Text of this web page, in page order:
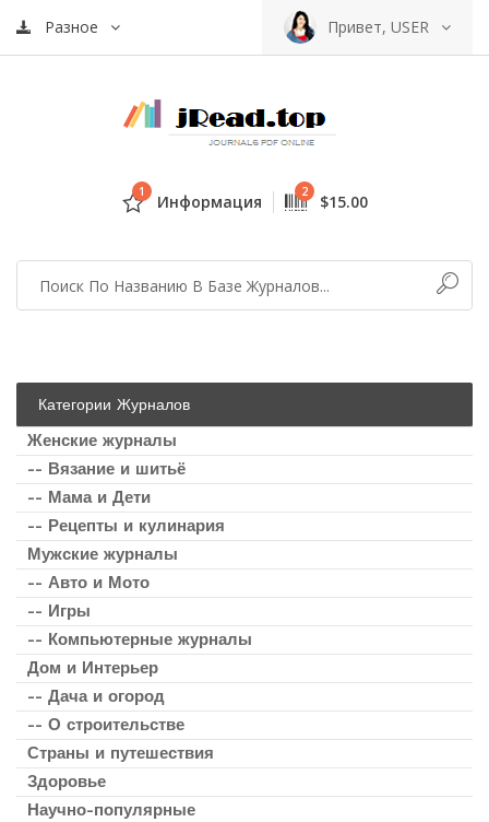
Разное Привет, USER
1 Информация 2 $15.00
Категории Журналов
Женские журналы
-- Вязание и шитьё
-- Мама и Дети
-- Рецепты и кулинария
Мужские журналы
-- Авто и Мото
-- Игры
-- Компьютерные журналы
Дом и Интерьер
-- Дача и огород
-- О строительстве
Страны и путешествия
Здоровье
Научно-популярные